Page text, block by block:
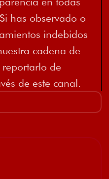
has observado o
indebidos
cadena de
de
de este canal.